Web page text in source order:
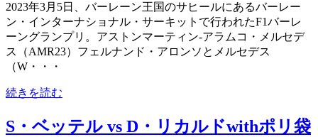
2023年3月5日、バーレーン王国のサヒールにあるバーレー
ン・インターナショナル・サーキットで行われたF1バーレ
ーングランプリ。アストンマーティン-アラムコ・メルセデ
ス（AMR23）フェルナンド・アロンソとメルセデス
（W・・・
続きを読む
S・ベッテル vs D・リカルドwithポリ袋